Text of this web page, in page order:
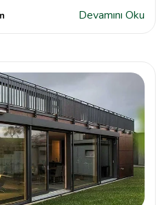
Devamını Oku